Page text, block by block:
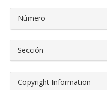
Número
Sección
Copyright Information